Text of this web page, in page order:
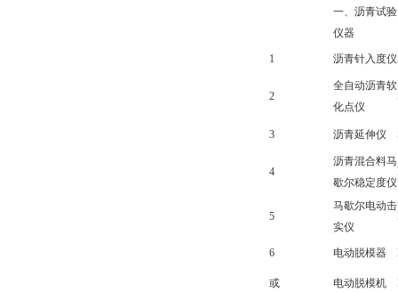
一、沥青试验
仪器
1 沥青针入度仪
2
全自动沥青软
化点仪
3 沥青延伸仪
4
沥青混合料马
歇尔稳定度仪
5
马歇尔电动击
实仪
6 电动脱模器
或 电动脱模机